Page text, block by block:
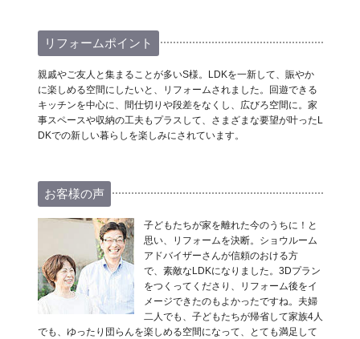
リフォームポイント
親戚やご友人と集まることが多いS様。LDKを一新して、賑やか
に楽しめる空間にしたいと、リフォームされました。回遊できる
キッチンを中心に、間仕切りや段差をなくし、広びろ空間に。家
事スペースや収納の工夫もプラスして、さまざまな要望が叶ったL
DKでの新しい暮らしを楽しみにされています。
お客様の声
子どもたちが家を離れた今のうちに！と
思い、リフォームを決断。ショウルーム
アドバイザーさんが信頼のおける方
で、素敵なLDKになりました。3Dプラン
をつくってくださり、リフォーム後をイ
メージできたのもよかったですね。夫婦
二人でも、子どもたちが帰省して家族4人
でも、ゆったり団らんを楽しめる空間になって、とても満足して